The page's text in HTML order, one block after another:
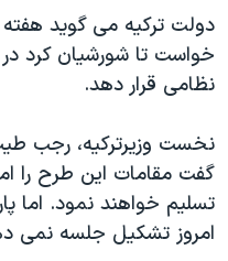
جستجوویژه برنامه‌ها
ویدیوها
حقوق شهروندی
اقتصادی
علم و فناوری
۲۵۰سالگی آمریکا
بایگانی برنامه‌های تلویزیونی
انتخابات ریاست جمهوری آمریکا
حمله جمهوری اسلامی به
رمز مهسا
یادگیری زبان انگلیسی
دولت ترکيه می گويد هفته
خواست تا شورشيان کرد
نظامی قرار دهد.
نخست وزيرترکيه، رجب
گفت مقامات اين طرح را
تسليم خواهند نمود. اما
امروز تشکيل جلسه نمی